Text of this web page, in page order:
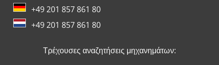
+49 201 857 861 80
+49 201 857 861 80
Τρέχουσες αναζητήσεις μηχανημάτων: